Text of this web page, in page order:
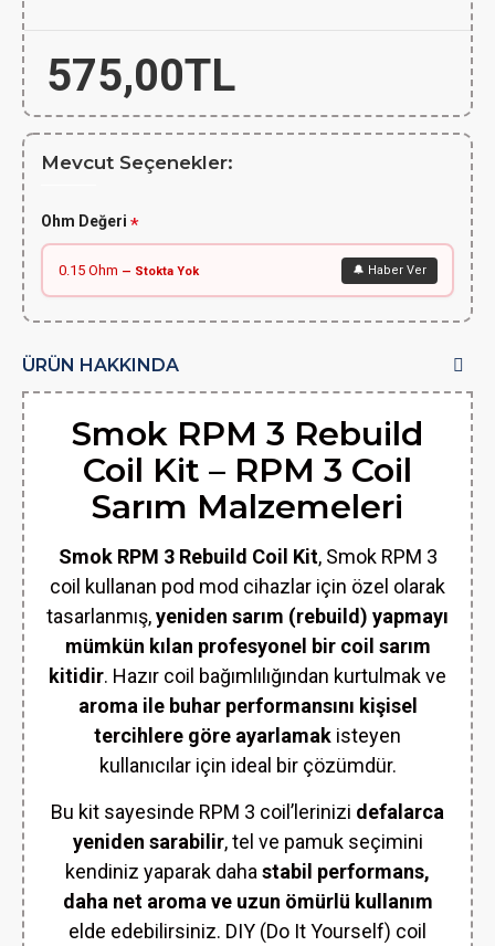
575,00TL
Mevcut Seçenekler:
Ohm Değeri
0.15 Ohm — Stokta Yok 🔔 Haber Ver
ÜRÜN HAKKINDA
Smok RPM 3 Rebuild
Coil Kit – RPM 3 Coil
Sarım Malzemeleri
Smok RPM 3 Rebuild Coil Kit, Smok RPM 3
coil kullanan pod mod cihazlar için özel olarak
tasarlanmış,yeniden sarım (rebuild) yapmayı
mümkün kılan profesyonel bir coil sarım
kitidir. Hazır coil bağımlılığından kurtulmak ve
aroma ile buhar performansını kişisel
tercihlere göre ayarlamak isteyen
kullanıcılar için ideal bir çözümdür.
Bu kit sayesinde RPM 3 coil’lerinizi defalarca
yeniden sarabilir, tel ve pamuk seçimini
kendiniz yaparak daha stabil performans,
daha net aroma ve uzun ömürlü kullanım
elde edebilirsiniz. DIY (Do It Yourself) coil